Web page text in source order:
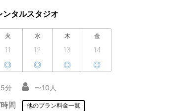
タルスタジオ
火
11
◎
水
12
◎
木
13
◎
金
14
◎
分 〜10人
間 他のプラン料金一覧